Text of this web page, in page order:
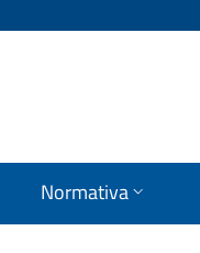
Normativa